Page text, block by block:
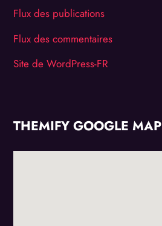
Flux des publications
Flux des commentaires
Site de WordPress-FR
THEMIFY GOOGLE MAP